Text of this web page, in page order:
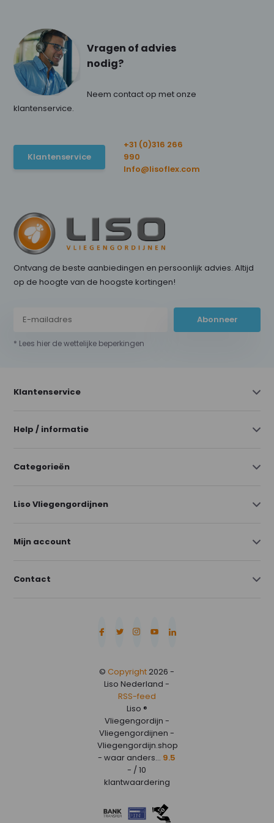
Vragen of advies
nodig?
Neem contact op met onze
klantenservice.
Klantenservice
+31 (0)316 266
990
Info@lisoflex.com
Ontvang de beste aanbiedingen en persoonlijk advies. Altijd
op de hoogte van de hoogste kortingen!
Abonneer
* Lees hier de wettelijke beperkingen
Klantenservice
Help / informatie
Categorieën
Liso Vliegengordijnen
Mijn account
Contact
© Copyright 2026 -
Liso Nederland -
RSS-feed
Liso ®
Vliegengordijn -
Vliegengordijnen -
Vliegengordijn.shop
- waar anders... 9.5
- / 10
klantwaardering